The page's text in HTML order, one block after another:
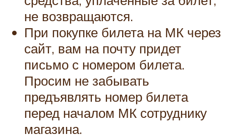
не возвращаются.
При покупке билета на МК через
сайт, вам на почту придет
письмо с номером билета.
Просим не забывать
предъявлять номер билета
перед началом МК сотруднику
магазина.